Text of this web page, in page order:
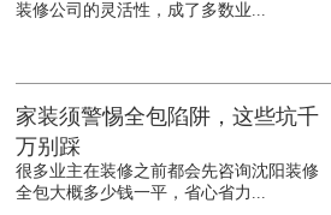
装修公司的灵活性，成了多数业...
家装须警惕全包陷阱，这些坑千
万别踩
很多业主在装修之前都会先咨询沈阳装修
全包大概多少钱一平，省心省力...